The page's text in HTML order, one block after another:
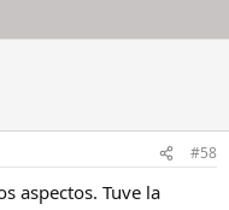
#58
aspectos. Tuve la